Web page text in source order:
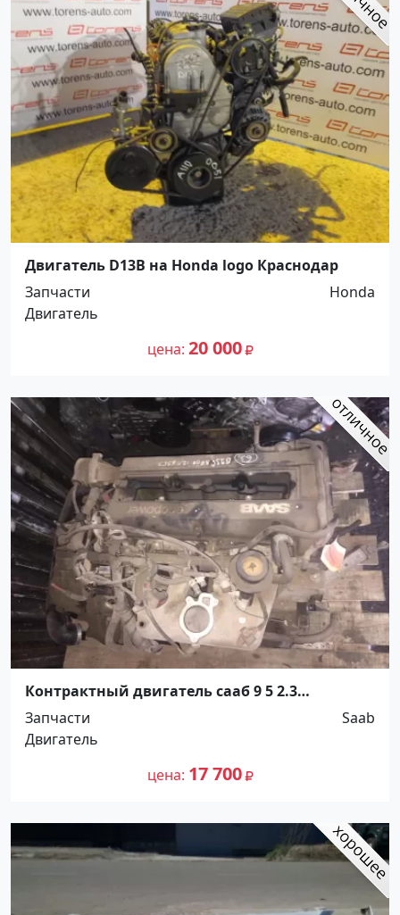
Двигатель D13B на Honda logo Краснодар
Запчасти
Honda
Двигатель
цена 20 000
Контрактный двигатель сааб 9 5 2.3
Краснодар
Запчасти
Saab
Двигатель
цена 17 700